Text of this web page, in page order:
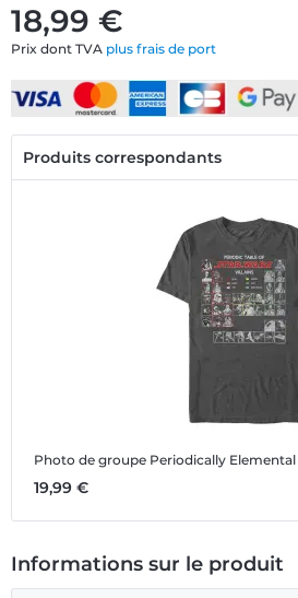
18,99 €
Prix dont TVA plus frais de port
Produits correspondants
Photo de groupe Periodically Elemental
19,99 €
Informations sur le produit